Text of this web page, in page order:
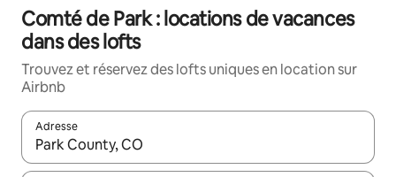
Comté de Park : locations de vacances
dans des lofts
Trouvez et réservez des lofts uniques en location sur
Airbnb
Adresse
Lorsque les résultats s'affichent, utilisez les flèches vers le